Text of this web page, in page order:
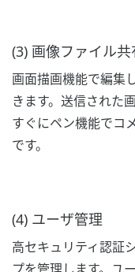
(3) 画像ファイル共
画面描画機能で編集
きます。送信された
すぐにペン機能でコ
です。
(4) ユーザ管理
高セキュリティ認証